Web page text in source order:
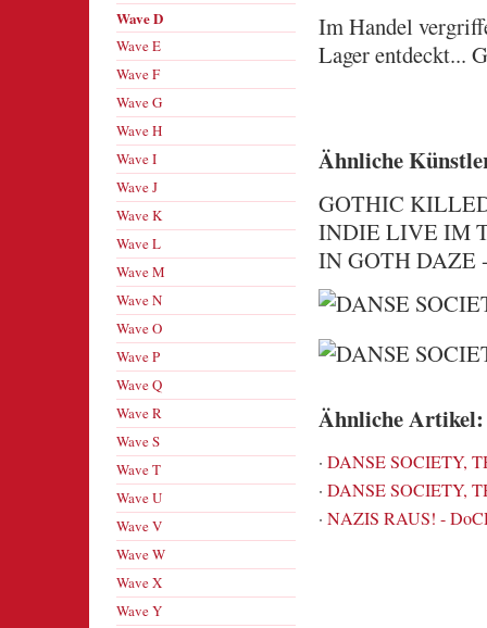
Wave D
Wave E
Wave F
Wave G
Wave H
Wave I
Wave J
Wave K
Wave L
Wave M
Wave N
Wave O
Wave P
Wave Q
Wave R
Wave S
Wave T
Wave U
Wave V
Wave W
Wave X
Wave Y
Im Handel
Lager entdeckt...
Ähnliche
GOTHIC
INDIE LIVE IM
IN GOTH DAZE
Ähnliche Artikel:
· DANSE SOCIETY,
· DANSE SOCIETY,
· NAZIS RAUS! -